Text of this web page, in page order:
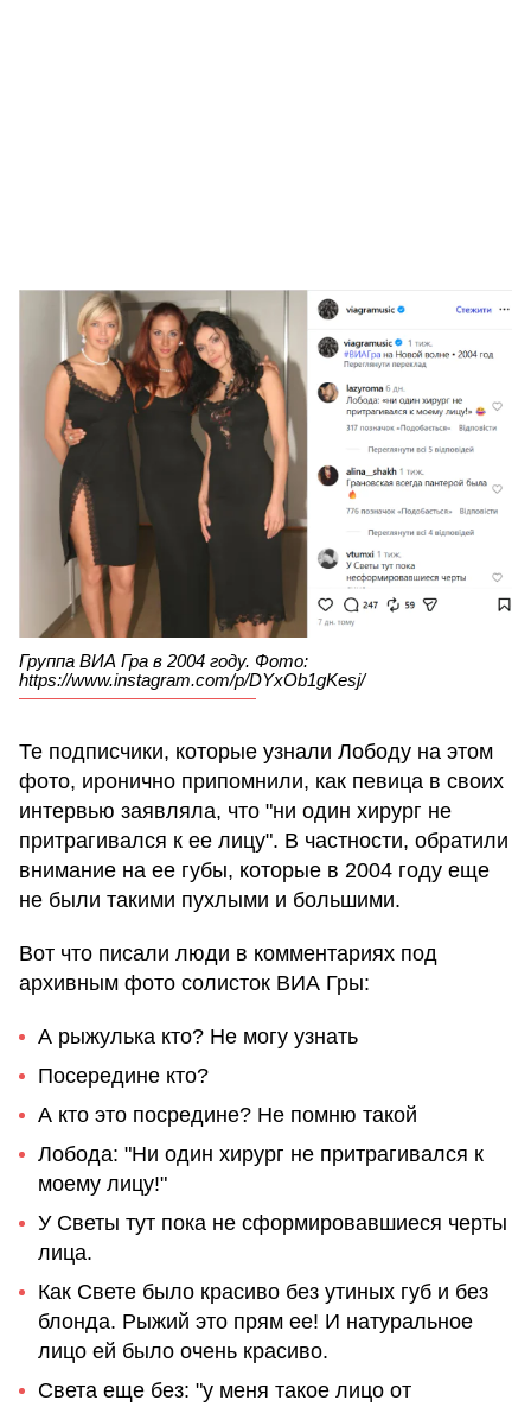
Группа ВИА Гра в 2004 году. Фото:
https://www.instagram.com/p/DYxOb1gKesj/
Те подписчики, которые узнали Лободу на этом
фото, иронично припомнили, как певица в своих
интервью заявляла, что "ни один хирург не
притрагивался к ее лицу". В частности, обратили
внимание на ее губы, которые в 2004 году еще
не были такими пухлыми и большими.
Вот что писали люди в комментариях под
архивным фото солисток ВИА Гры:
А рыжулька кто? Не могу узнать
Посередине кто?
А кто это посредине? Не помню такой
Лобода: "Ни один хирург не притрагивался к
моему лицу!"
У Светы тут пока не сформировавшиеся черты
лица.
Как Свете было красиво без утиных губ и без
блонда. Рыжий это прям ее! И натуральное
лицо ей было очень красиво.
Света еще без: "у меня такое лицо от